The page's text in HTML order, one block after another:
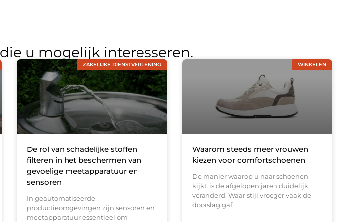
die u mogelijk interesseren.
ZAKELIJKE DIENSTVERLENING
De rol van schadelijke stoffen
filteren in het beschermen van
gevoelige meetapparatuur en
sensoren
In geautomatiseerde
productieomgevingen zijn sensoren en
meetapparatuur essentieel om
WINKELEN
Waarom steeds meer vrouwen
kiezen voor comfortschoenen
De manier waarop u naar schoenen
kijkt, is de afgelopen jaren duidelijk
veranderd. Waar stijl vroeger vaak de
doorslag gaf,